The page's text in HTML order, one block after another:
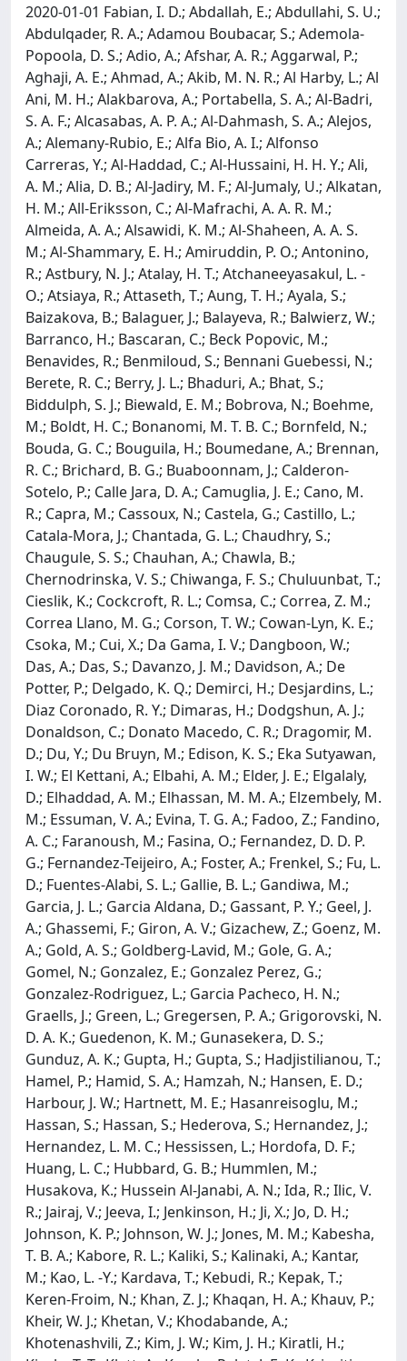
2020-01-01 Fabian, I. D.; Abdallah, E.; Abdullahi, S. U.;
Abdulqader, R. A.; Adamou Boubacar, S.; Ademola-
Popoola, D. S.; Adio, A.; Afshar, A. R.; Aggarwal, P.;
Aghaji, A. E.; Ahmad, A.; Akib, M. N. R.; Al Harby, L.; Al
Ani, M. H.; Alakbarova, A.; Portabella, S. A.; Al-Badri,
S. A. F.; Alcasabas, A. P. A.; Al-Dahmash, S. A.; Alejos,
A.; Alemany-Rubio, E.; Alfa Bio, A. I.; Alfonso
Carreras, Y.; Al-Haddad, C.; Al-Hussaini, H. H. Y.; Ali,
A. M.; Alia, D. B.; Al-Jadiry, M. F.; Al-Jumaly, U.; Alkatan,
H. M.; All-Eriksson, C.; Al-Mafrachi, A. A. R. M.;
Almeida, A. A.; Alsawidi, K. M.; Al-Shaheen, A. A. S.
M.; Al-Shammary, E. H.; Amiruddin, P. O.; Antonino,
R.; Astbury, N. J.; Atalay, H. T.; Atchaneeyasakul, L. -
O.; Atsiaya, R.; Attaseth, T.; Aung, T. H.; Ayala, S.;
Baizakova, B.; Balaguer, J.; Balayeva, R.; Balwierz, W.;
Barranco, H.; Bascaran, C.; Beck Popovic, M.;
Benavides, R.; Benmiloud, S.; Bennani Guebessi, N.;
Berete, R. C.; Berry, J. L.; Bhaduri, A.; Bhat, S.;
Biddulph, S. J.; Biewald, E. M.; Bobrova, N.; Boehme,
M.; Boldt, H. C.; Bonanomi, M. T. B. C.; Bornfeld, N.;
Bouda, G. C.; Bouguila, H.; Boumedane, A.; Brennan,
R. C.; Brichard, B. G.; Buaboonnam, J.; Calderon-
Sotelo, P.; Calle Jara, D. A.; Camuglia, J. E.; Cano, M.
R.; Capra, M.; Cassoux, N.; Castela, G.; Castillo, L.;
Catala-Mora, J.; Chantada, G. L.; Chaudhry, S.;
Chaugule, S. S.; Chauhan, A.; Chawla, B.;
Chernodrinska, V. S.; Chiwanga, F. S.; Chuluunbat, T.;
Cieslik, K.; Cockcroft, R. L.; Comsa, C.; Correa, Z. M.;
Correa Llano, M. G.; Corson, T. W.; Cowan-Lyn, K. E.;
Csoka, M.; Cui, X.; Da Gama, I. V.; Dangboon, W.;
Das, A.; Das, S.; Davanzo, J. M.; Davidson, A.; De
Potter, P.; Delgado, K. Q.; Demirci, H.; Desjardins, L.;
Diaz Coronado, R. Y.; Dimaras, H.; Dodgshun, A. J.;
Donaldson, C.; Donato Macedo, C. R.; Dragomir, M.
D.; Du, Y.; Du Bruyn, M.; Edison, K. S.; Eka Sutyawan,
I. W.; El Kettani, A.; Elbahi, A. M.; Elder, J. E.; Elgalaly,
D.; Elhaddad, A. M.; Elhassan, M. M. A.; Elzembely, M.
M.; Essuman, V. A.; Evina, T. G. A.; Fadoo, Z.; Fandino,
A. C.; Faranoush, M.; Fasina, O.; Fernandez, D. D. P.
G.; Fernandez-Teijeiro, A.; Foster, A.; Frenkel, S.; Fu, L.
D.; Fuentes-Alabi, S. L.; Gallie, B. L.; Gandiwa, M.;
Garcia, J. L.; Garcia Aldana, D.; Gassant, P. Y.; Geel, J.
A.; Ghassemi, F.; Giron, A. V.; Gizachew, Z.; Goenz, M.
A.; Gold, A. S.; Goldberg-Lavid, M.; Gole, G. A.;
Gomel, N.; Gonzalez, E.; Gonzalez Perez, G.;
Gonzalez-Rodriguez, L.; Garcia Pacheco, H. N.;
Graells, J.; Green, L.; Gregersen, P. A.; Grigorovski, N.
D. A. K.; Guedenon, K. M.; Gunasekera, D. S.;
Gunduz, A. K.; Gupta, H.; Gupta, S.; Hadjistilianou, T.;
Hamel, P.; Hamid, S. A.; Hamzah, N.; Hansen, E. D.;
Harbour, J. W.; Hartnett, M. E.; Hasanreisoglu, M.;
Hassan, S.; Hassan, S.; Hederova, S.; Hernandez, J.;
Hernandez, L. M. C.; Hessissen, L.; Hordofa, D. F.;
Huang, L. C.; Hubbard, G. B.; Hummlen, M.;
Husakova, K.; Hussein Al-Janabi, A. N.; Ida, R.; Ilic, V.
R.; Jairaj, V.; Jeeva, I.; Jenkinson, H.; Ji, X.; Jo, D. H.;
Johnson, K. P.; Johnson, W. J.; Jones, M. M.; Kabesha,
T. B. A.; Kabore, R. L.; Kaliki, S.; Kalinaki, A.; Kantar,
M.; Kao, L. -Y.; Kardava, T.; Kebudi, R.; Kepak, T.;
Keren-Froim, N.; Khan, Z. J.; Khaqan, H. A.; Khauv, P.;
Kheir, W. J.; Khetan, V.; Khodabande, A.;
Khotenashvili, Z.; Kim, J. W.; Kim, J. H.; Kiratli, H.;